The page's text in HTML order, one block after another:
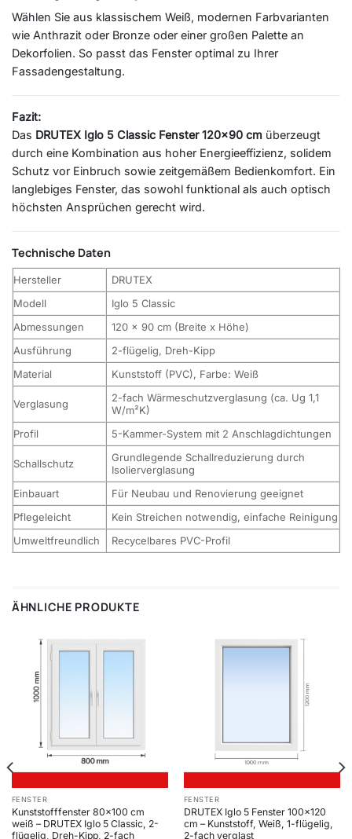
Wählen Sie aus klassischem Weiß, modernen Farbvarianten
wie Anthrazit oder Bronze oder einer großen Palette an
Dekorfolien. So passt das Fenster optimal zu Ihrer
Fassadengestaltung.
Fazit:
Das DRUTEX Iglo 5 Classic Fenster 120×90 cm überzeugt
durch eine Kombination aus hoher Energieeffizienz, solidem
Schutz vor Einbruch sowie zeitgemäßem Bedienkomfort. Ein
langlebiges Fenster, das sowohl funktional als auch optisch
höchsten Ansprüchen gerecht wird.
Technische Daten
Hersteller
DRUTEX
Modell
Iglo 5 Classic
Abmessungen
120 x 90 cm (Breite x Höhe)
Ausführung
2-flügelig, Dreh-Kipp
Material
Kunststoff (PVC), Farbe: Weiß
Verglasung
2-fach Wärmeschutzverglasung (ca. Ug 1,1
W/m²K)
Profil
5-Kammer-System mit 2 Anschlagdichtungen
Schallschutz
Grundlegende Schallreduzierung durch
Isolierverglasung
Einbauart
Für Neubau und Renovierung geeignet
Pflegeleicht
Kein Streichen notwendig, einfache Reinigung
Umweltfreundlich
Recycelbares PVC-Profil
ÄHNLICHE PRODUKTE
FENSTER
Kunststofffenster 80×100 cm
weiß – DRUTEX Iglo 5 Classic, 2-
flügelig, Dreh-Kipp, 2-fach
FENSTER
DRUTEX Iglo 5 Fenster 100×120
cm – Kunststoff, Weiß, 1-flügelig,
2-fach verglast